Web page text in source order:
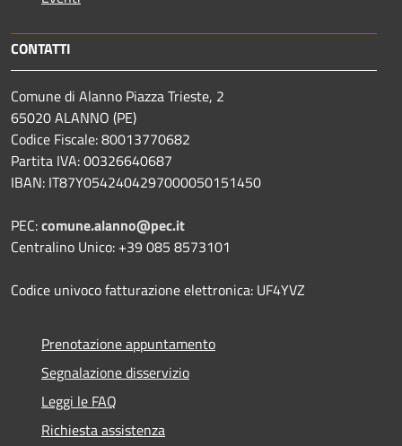
CONTATTI
Comune di Alanno Piazza Trieste, 2
65020 ALANNO (PE)
Codice Fiscale: 80013770682
Partita IVA: 00326640687
IBAN: IT87Y0542404297000050151450
PEC:comune.alanno@pec.it
Centralino Unico: +39 085 8573101
Codice univoco fatturazione elettronica: UF4YVZ
Prenotazione appuntamento
Segnalazione disservizio
Leggi le FAQ
Richiesta assistenza